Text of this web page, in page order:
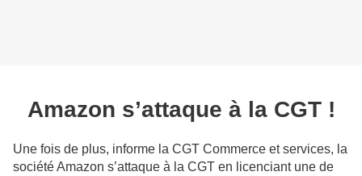
Amazon s’attaque à la CGT !
Une fois de plus, informe la CGT Commerce et services, la
société Amazon s’attaque à la CGT en licenciant une de